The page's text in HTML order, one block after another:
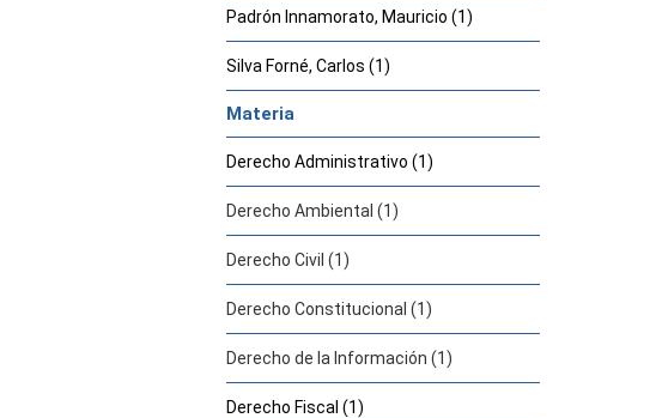
Padrón Innamorato, Mauricio (1)
Silva Forné, Carlos (1)
Materia
Derecho Administrativo (1)
Derecho Ambiental (1)
Derecho Civil (1)
Derecho Constitucional (1)
Derecho de la Información (1)
Derecho Fiscal (1)